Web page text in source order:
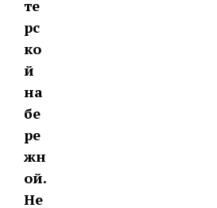
те
рс
ко
й
на
бе
ре
жн
ой.
Не